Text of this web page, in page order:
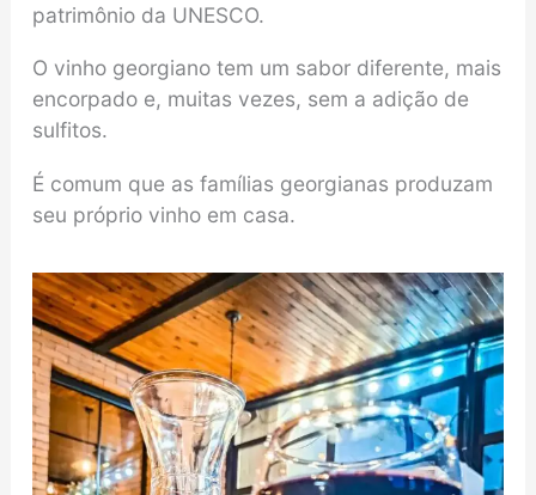
patrimônio da UNESCO.
O vinho georgiano tem um sabor diferente, mais
encorpado e, muitas vezes, sem a adição de
sulfitos.
É comum que as famílias georgianas produzam
seu próprio vinho em casa.